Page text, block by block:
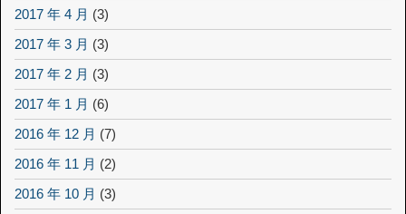
2017 年 4 月 (3)
2017 年 3 月 (3)
2017 年 2 月 (3)
2017 年 1 月 (6)
2016 年 12 月 (7)
2016 年 11 月 (2)
2016 年 10 月 (3)